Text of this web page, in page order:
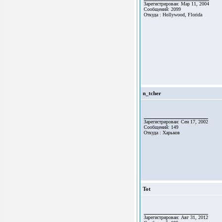
Зарегистрирован: Мар 11, 2004
Сообщений: 2099
Откуда : Hollywood, Florida
n_tcher
Зарегистрирован: Сен 17, 2002
Сообщений: 149
Откуда : Харьков
Tot
Зарегистрирован: Авг 31, 2012